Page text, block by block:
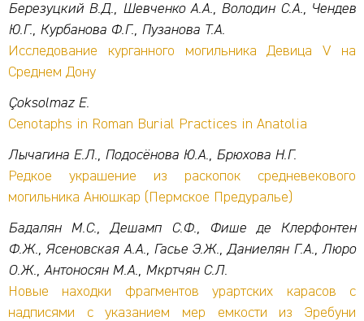
Березуцкий В.Д., Шевченко А.А., Володин С.А., Чендев
Ю.Г., Курбанова Ф.Г., Пузанова Т.А.
Исследование курганного могильника Девица V на
Среднем Дону
Çoksolmaz E.
Cenotaphs in Roman Burial Practices in Anatolia
Лычагина Е.Л., Подосёнова Ю.А., Брюхова Н.Г.
Редкое украшение из раскопок средневекового
могильника Анюшкар (Пермское Предуралье)
Бадалян М.С., Дешамп С.Ф., Фише де Клерфонтен
Ф.Ж., Ясеновская А.А., Гасье Э.Ж., Даниелян Г.А., Люро
О.Ж., Антоносян М.А., Мкртчян С.Л.
Новые находки фрагментов урартских карасов с
надписями с указанием мер емкости из Эребуни